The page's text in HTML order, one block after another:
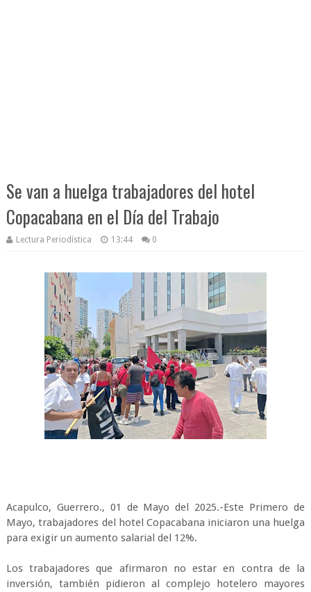
Se van a huelga trabajadores del hotel
Copacabana en el Día del Trabajo
Lectura Periodística 13:44 0
Acapulco, Guerrero., 01 de Mayo del 2025.-Este Primero de
Mayo, trabajadores del hotel Copacabana iniciaron una huelga
para exigir un aumento salarial del 12%.
Los trabajadores que afirmaron no estar en contra de la
inversión, también pidieron al complejo hotelero mayores